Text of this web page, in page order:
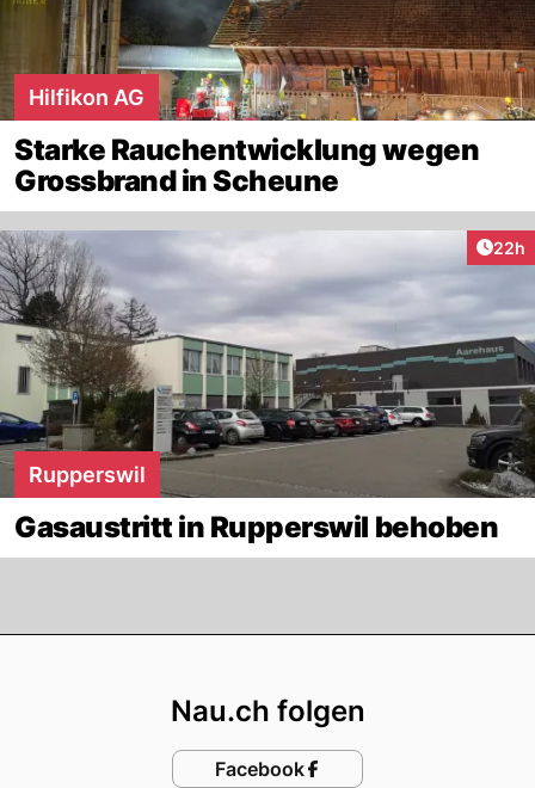
Hilfikon AG
Starke Rauchentwicklung wegen
Grossbrand in Scheune
22h
Rupperswil
Gasaustritt in Rupperswil behoben
Nau.ch folgen
Facebook